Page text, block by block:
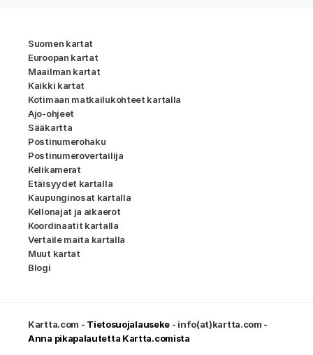
Suomen kartat
Euroopan kartat
Maailman kartat
Kaikki kartat
Kotimaan matkailukohteet kartalla
Ajo-ohjeet
Sääkartta
Postinumerohaku
Postinumerovertailija
Kelikamerat
Etäisyydet kartalla
Kaupunginosat kartalla
Kellonajat ja aikaerot
Koordinaatit kartalla
Vertaile maita kartalla
Muut kartat
Blogi
Kartta.com - Tietosuojalauseke - info(at)kartta.com -
Anna pikapalautetta Kartta.comista